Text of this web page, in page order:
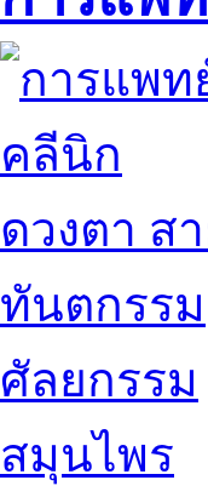
คลีนิก
ดวงตา ส
ทันตกรรม
ศัลยกรรม
สมุนไพร